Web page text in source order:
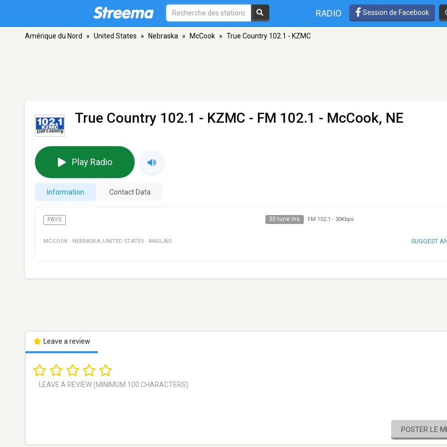
RADIO Session de Facebook
Amérique du Nord » United States » Nebraska » McCook » True Country 102.1 - KZMC
True Country 102.1 - KZMC - FM 102.1 - McCook, NE
Play Radio
Information Contact Data
PAYS 30 tune ins FM 102.1 - 30Kbps
MCCOOK · NEBRASKA, UNITED STATES · ANGLAIS SUGGEST
Leave a review
POSTER LE